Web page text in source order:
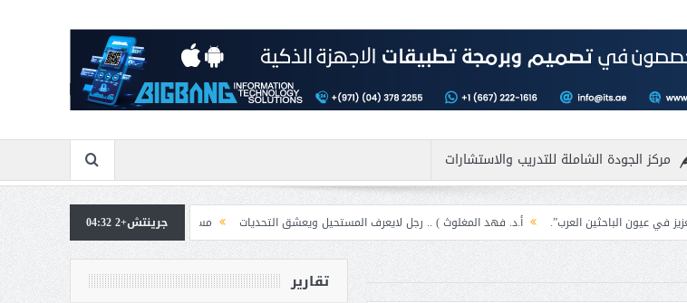
مركز الجودة الشاملة للتدريب والاستشارات
العرب”. أ.د. فهد المغلوث ) .. رجل لايعرف المستحيل ويعشق التحديات مسابقة المشيقح تعلن فرسان النسخة الخامسة
بمشاركة
جرينتش+2 04:32
تقارير